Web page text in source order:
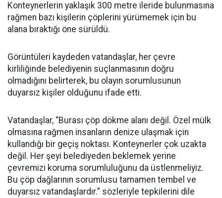
Konteynerlerin yaklaşık 300 metre ileride bulunmasına
rağmen bazı kişilerin çöplerini yürümemek için bu
alana bıraktığı öne sürüldü.
Görüntüleri kaydeden vatandaşlar, her çevre
kirliliğinde belediyenin suçlanmasının doğru
olmadığını belirterek, bu olayın sorumlusunun
duyarsız kişiler olduğunu ifade etti.
Vatandaşlar, “Burası çöp dökme alanı değil. Özel mülk
olmasına rağmen insanların denize ulaşmak için
kullandığı bir geçiş noktası. Konteynerler çok uzakta
değil. Her şeyi belediyeden beklemek yerine
çevremizi koruma sorumluluğunu da üstlenmeliyiz.
Bu çöp dağlarının sorumlusu tamamen tembel ve
duyarsız vatandaşlardır.” sözleriyle tepkilerini dile